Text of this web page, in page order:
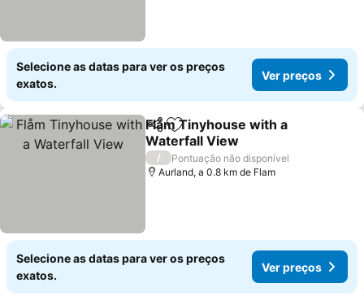
Selecione as datas para ver os preços
exatos.
Ver preços
PartilharAdicionar aos favoritos
Flåm Tinyhouse with a
Waterfall View
/
Pontuação não disponível
Aurland, a 0.8 km de Flam
Selecione as datas para ver os preços
exatos.
Ver preços